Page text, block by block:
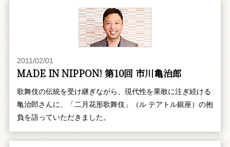
2011/02/01
MADE IN NIPPON! 第10回 市川亀治郎
歌舞伎の伝統を受け継ぎながら、現代性を果敢に注ぎ続ける
亀治郎さんに、「二月花形歌舞伎」（ル テアトル銀座）の抱
負を語っていただきました。